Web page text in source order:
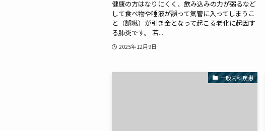
健康の方はなりにくく、飲み込みの力が弱るなど
して食べ物や唾液が誤って気管に入ってしまうこ
と（誤嚥）が引き金となって起こる老化に起因す
る肺炎です。 若...
2025年12月9日
一般内科疾患